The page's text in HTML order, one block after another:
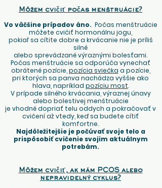
Môžem cvičiť počas menštruácie?
Vo väčšine prípadováno. Počas menštruácie
môžete cvičiť hormonálnu jogu,
pokiaľ sa cítite dobre a krvácanie nie je príliš
silné
alebo sprevádzané výraznými bolesťami.
Počas menštruácie sa odporúča vynechať
obrátené pozície, pozícia sviečka a pozície,
pri ktorých sa panva nachádza vyššie ako
hlava, napríklad pozíciu most.
V prípade silného krvácania, výraznej únavy
alebo bolestivej menštruácie
je vhodné dopriať telu oddych a pokračovať v
cvičení až vtedy, keď sa budete cítiť
komfortne.
Najdôležitejšie je počúvať svoje telo a
prispôsobiť cvičenie svojim aktuálnym
potrebám.
Môžem cvičiť, ak mám PCOS alebo
nepravidelný cyklus?